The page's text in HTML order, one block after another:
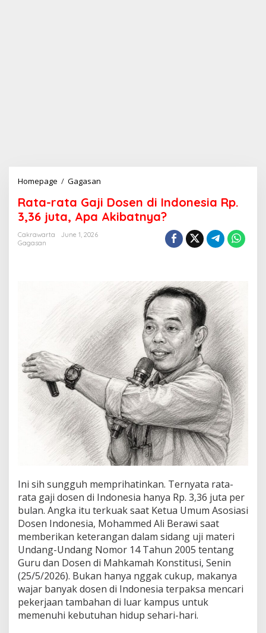
Homepage / Gagasan
t
a
-
o
s
e
n
d
i
I
n
d
o
n
e
s
a
p
.
3
,
3
6
u
t
a
,
A
Rata-rata Gaji Dosen di Indonesia Rp.
3,36 juta, Apa Akibatnya?
Cakrawarta
June 1, 2026
Gagasan
Ini sih sungguh memprihatinkan. Ternyata rata-
rata gaji dosen di Indonesia hanya Rp. 3,36 juta per
bulan. Angka itu terkuak saat Ketua Umum Asosiasi
Dosen Indonesia, Mohammed Ali Berawi saat
memberikan keterangan dalam sidang uji materi
Undang-Undang Nomor 14 Tahun 2005 tentang
Guru dan Dosen di Mahkamah Konstitusi, Senin
(25/5/2026). Bukan hanya nggak cukup, makanya
wajar banyak dosen di Indonesia terpaksa mencari
pekerjaan tambahan di luar kampus untuk
memenuhi kebutuhan hidup sehari-hari.